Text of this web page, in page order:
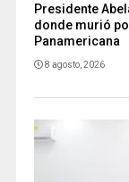
Presidente
donde murió
Panamericana
8 agosto, 2026